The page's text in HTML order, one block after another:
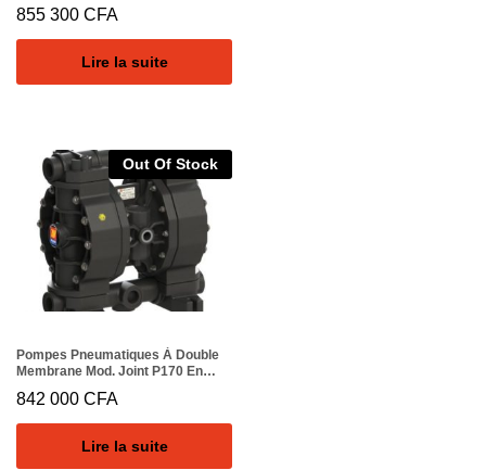
855 300 CFA
Lire la suite
Out Of Stock
Pompes Pneumatiques À Double
Membrane Mod. Joint P170 En
842 000 CFA
Lire la suite